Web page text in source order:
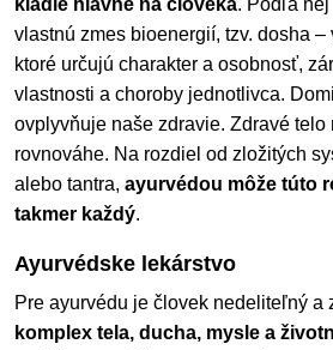
kladie hlavne na človeka. Podľa
vlastnú zmes bioenergií, tzv. dosha –
ktoré určujú charakter a osobnosť,
vlastnosti a choroby jednotlivca.
ovplyvňuje naše zdravie. Zdravé telo
rovnováhe. Na rozdiel od zložitých
alebo tantra, ayurvédou môže túto
takmer každý.
Ayurvédske lekárstvo
Pre ayurvédu je človek nedeliteľný a
komplex tela, ducha, mysle a